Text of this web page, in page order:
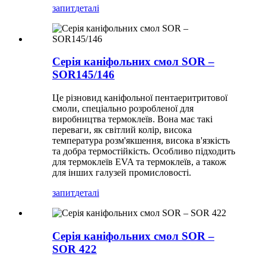
запитдеталі
Серія каніфольних смол SOR –
SOR145/146
Це різновид каніфольної пентаеритритової
смоли, спеціально розробленої для
виробництва термоклеїв. Вона має такі
переваги, як світлий колір, висока
температура розм'якшення, висока в'язкість
та добра термостійкість. Особливо підходить
для термоклеїв EVA та термоклеїв, а також
для інших галузей промисловості.
запитдеталі
Серія каніфольних смол SOR –
SOR 422